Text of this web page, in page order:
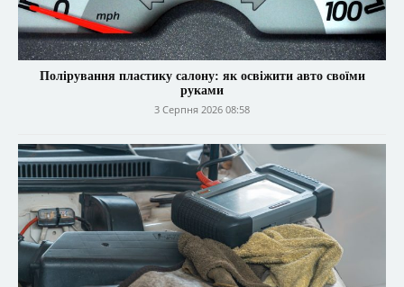
Полірування пластику салону: як освіжити авто своїми
руками
3 Серпня 2026 08:58